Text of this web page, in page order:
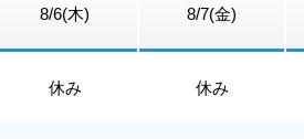
8/6(木) 8/7(金)
休み 休み